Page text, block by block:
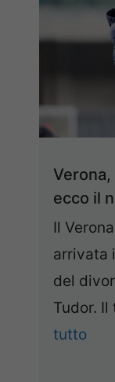
ecco il
Il
arrivata
del
Tudor.
tutto